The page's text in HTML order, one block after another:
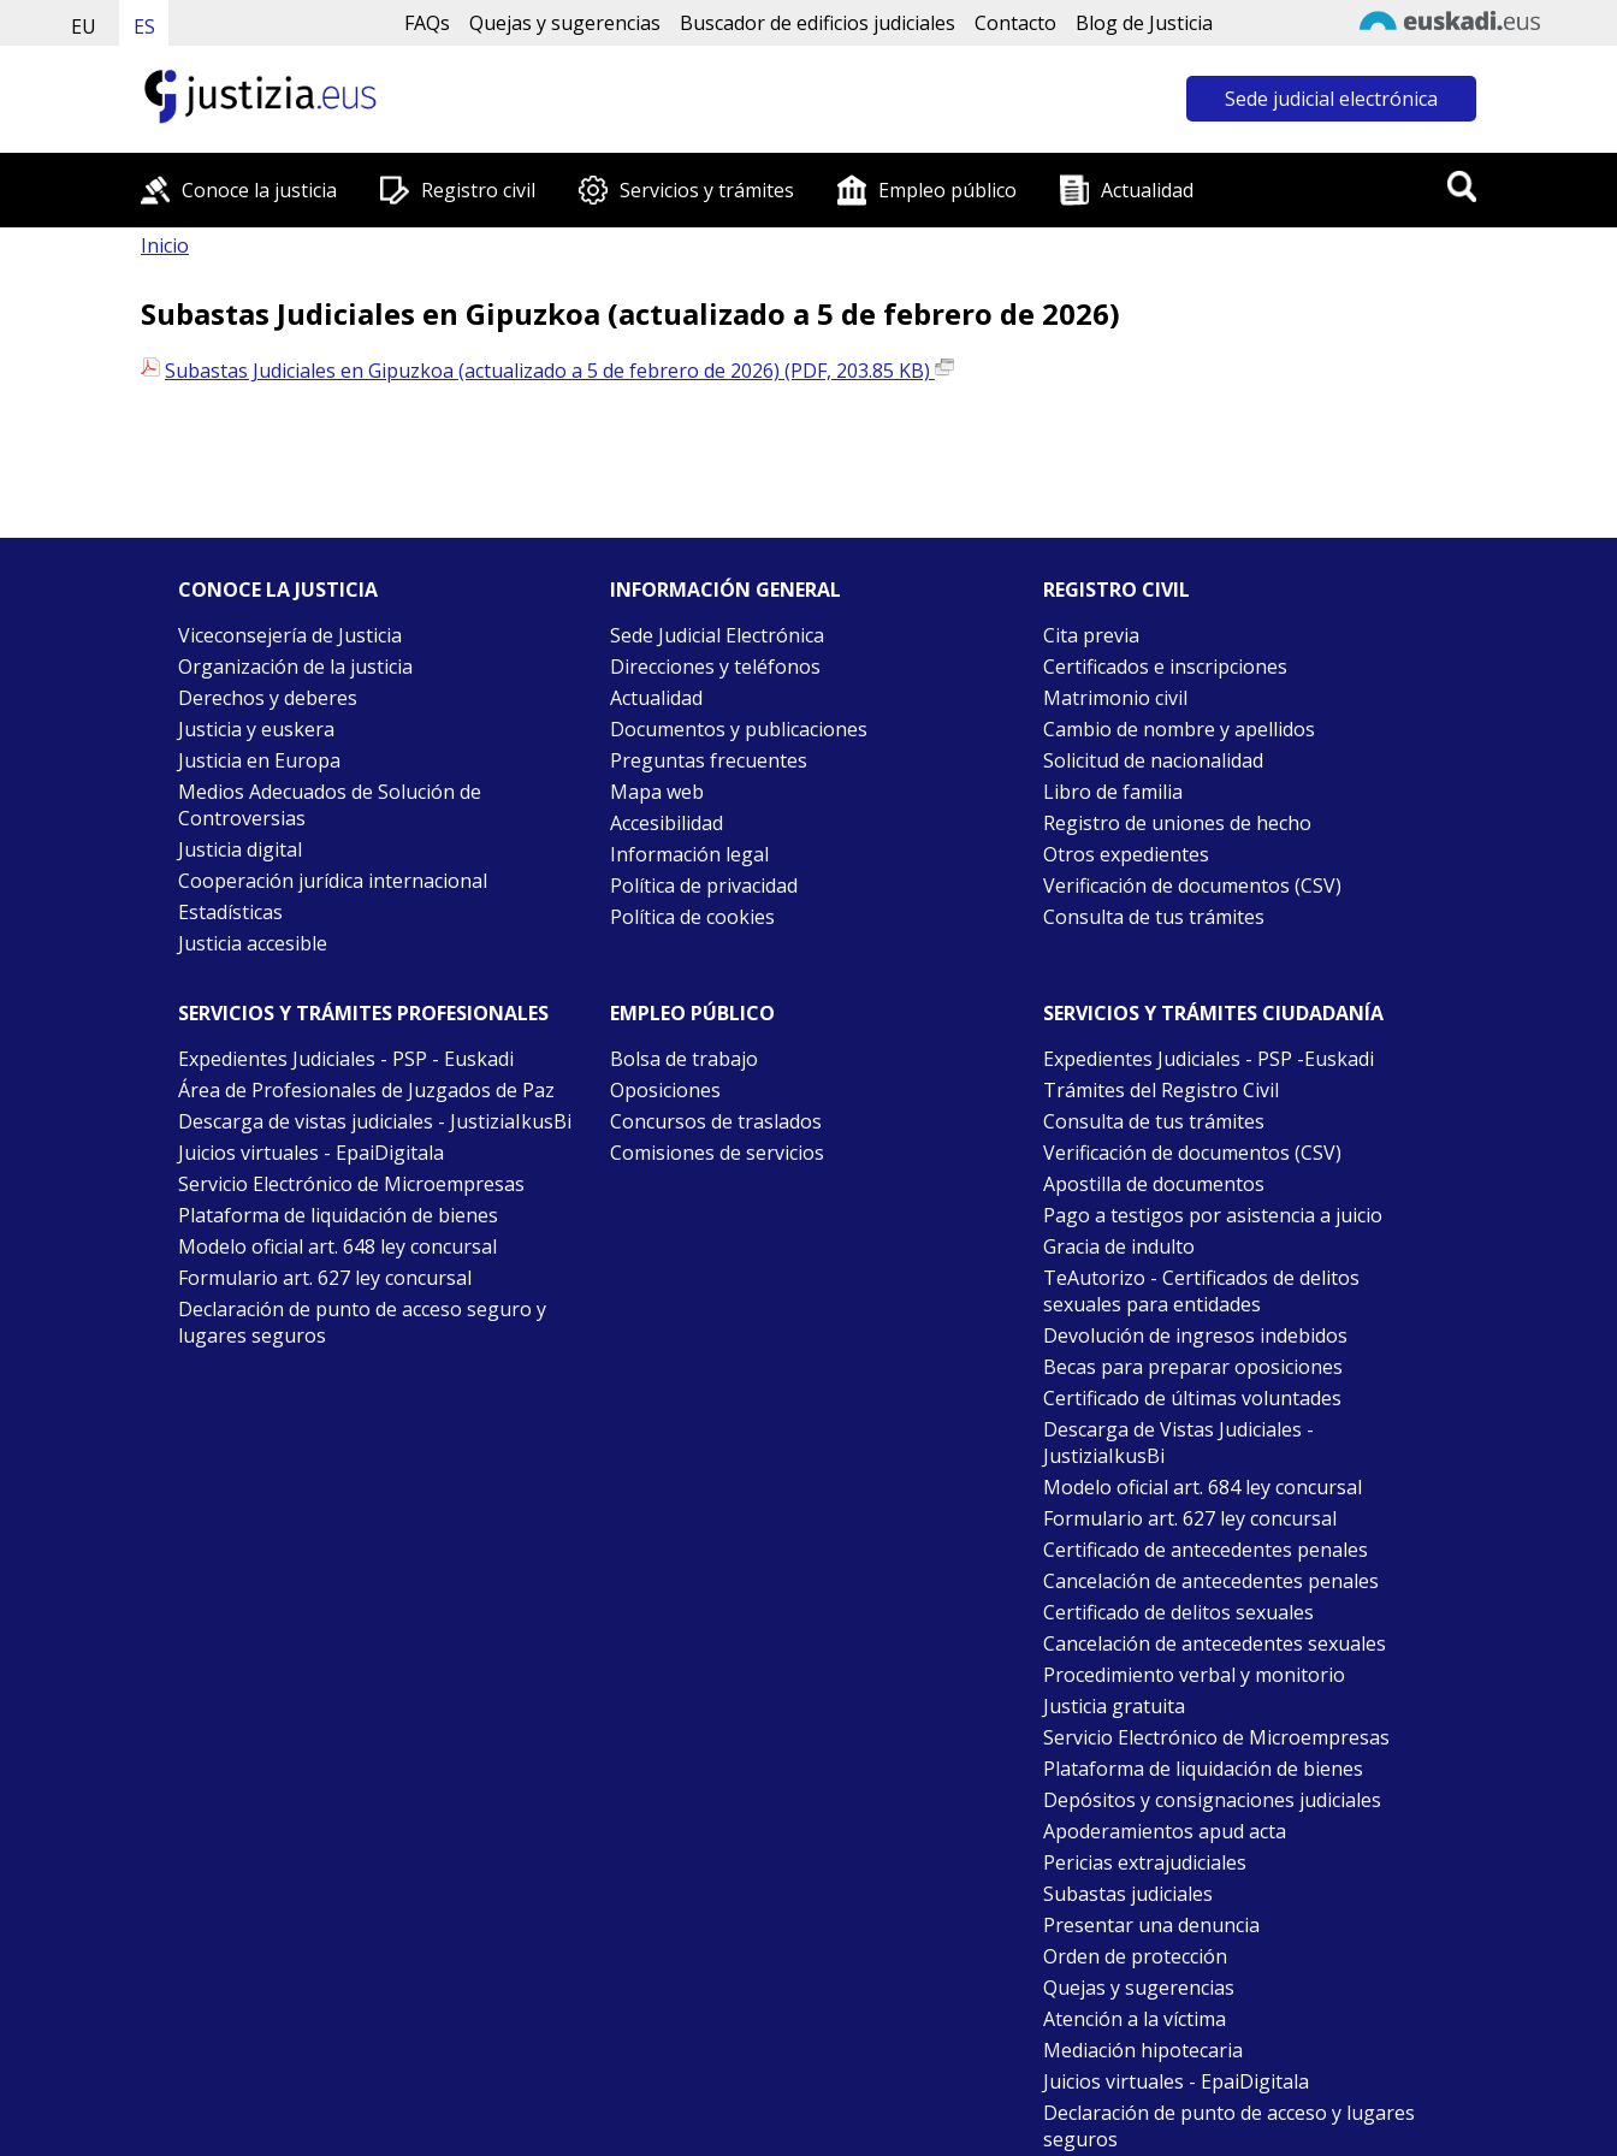
EU ES FAQs Quejas y sugerencias Buscador de edificios judiciales Contacto Blog de Justicia
Sede judicial electrónica
Conoce la justicia Registro civil Servicios y trámites Empleo público Actualidad
Inicio
Subastas Judiciales en Gipuzkoa (actualizado a 5 de febrero de 2026)
Subastas Judiciales en Gipuzkoa (actualizado a 5 de febrero de 2026) (PDF, 203.85 KB)
CONOCE LA JUSTICIA
Viceconsejería de Justicia
Organización de la justicia
Derechos y deberes
Justicia y euskera
Justicia en Europa
Medios Adecuados de Solución de
Controversias
Justicia digital
Cooperación jurídica internacional
Estadísticas
Justicia accesible
INFORMACIÓN GENERAL
Sede Judicial Electrónica
Direcciones y teléfonos
Actualidad
Documentos y publicaciones
Preguntas frecuentes
Mapa web
Accesibilidad
Información legal
Política de privacidad
Política de cookies
REGISTRO CIVIL
Cita previa
Certificados e inscripciones
Matrimonio civil
Cambio de nombre y apellidos
Solicitud de nacionalidad
Libro de familia
Registro de uniones de hecho
Otros expedientes
Verificación de documentos (CSV)
Consulta de tus trámites
SERVICIOS Y TRÁMITES PROFESIONALES
Expedientes Judiciales - PSP - Euskadi
Área de Profesionales de Juzgados de Paz
Descarga de vistas judiciales - JustiziaIkusBi
Juicios virtuales - EpaiDigitala
Servicio Electrónico de Microempresas
Plataforma de liquidación de bienes
Modelo oficial art. 648 ley concursal
Formulario art. 627 ley concursal
Declaración de punto de acceso seguro y
lugares seguros
EMPLEO PÚBLICO
Bolsa de trabajo
Oposiciones
Concursos de traslados
Comisiones de servicios
SERVICIOS Y TRÁMITES CIUDADANÍA
Expedientes Judiciales - PSP -Euskadi
Trámites del Registro Civil
Consulta de tus trámites
Verificación de documentos (CSV)
Apostilla de documentos
Pago a testigos por asistencia a juicio
Gracia de indulto
TeAutorizo - Certificados de delitos
sexuales para entidades
Devolución de ingresos indebidos
Becas para preparar oposiciones
Certificado de últimas voluntades
Descarga de Vistas Judiciales -
JustiziaIkusBi
Modelo oficial art. 684 ley concursal
Formulario art. 627 ley concursal
Certificado de antecedentes penales
Cancelación de antecedentes penales
Certificado de delitos sexuales
Cancelación de antecedentes sexuales
Procedimiento verbal y monitorio
Justicia gratuita
Servicio Electrónico de Microempresas
Plataforma de liquidación de bienes
Depósitos y consignaciones judiciales
Apoderamientos apud acta
Pericias extrajudiciales
Subastas judiciales
Presentar una denuncia
Orden de protección
Quejas y sugerencias
Atención a la víctima
Mediación hipotecaria
Juicios virtuales - EpaiDigitala
Declaración de punto de acceso y lugares
seguros